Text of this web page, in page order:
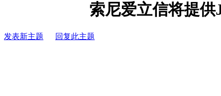
索尼爱立信将提供
发表新主题 回复此主题